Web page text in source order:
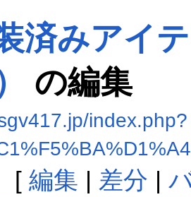
済みアイ
の編集
index.php?
[ 編集 | 差分 |